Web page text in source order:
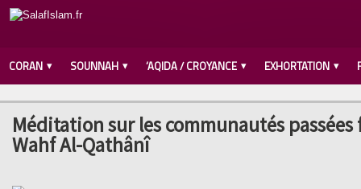
CORAN SOUNNAH ‘AQIDA / CROYANCE EXHORTATION
Méditation sur les communautés passées
Wahf Al-Qathânî